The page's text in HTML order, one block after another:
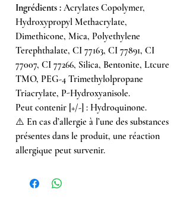
Ingrédients : Acrylates Copolymer,
Hydroxypropyl Methacrylate,
Dimethicone, Mica, Polyethylene
Terephthalate, CI 77163, CI 77891, CI
77007, CI 77266, Silica, Bentonite, Ltcure
TMO, PEG-4 Trimethylolpropane
Triacrylate, P-Hydroxyanisole.
Peut contenir [+/-] : Hydroquinone.
⚠️ En cas d’allergie à l’une des substances
présentes dans le produit, une réaction
allergique peut survenir.